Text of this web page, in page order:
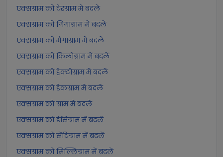
एक्सग्राम को टेरग्राम में बदलें
एक्सग्राम को गिगाग्राम में बदलें
एक्सग्राम को मैगाग्राम में बदलें
एक्सग्राम को किलोग्राम में बदलें
एक्सग्राम को हेक्टोग्राम में बदलें
एक्सग्राम को डेकग्राम में बदलें
एक्सग्राम को ग्राम में बदलें
एक्सग्राम को डेसिग्राम में बदलें
एक्सग्राम को सेंटिग्राम में बदलें
एक्सग्राम को मिल्लिग्राम में बदलें